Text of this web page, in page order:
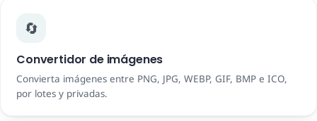
🔄
Convertidor de imágenes
Convierta imágenes entre PNG, JPG, WEBP, GIF, BMP e ICO,
por lotes y privadas.